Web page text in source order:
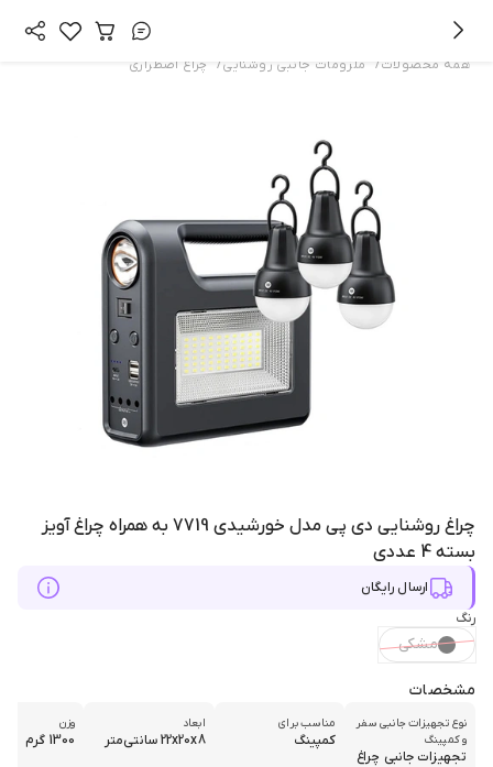
همه محصولات/ ملزومات جانبی روشنایی/ چراغ اضطراری
چراغ روشنایی دی پی مدل خورشیدی 7719 به همراه چراغ آویز
بسته 4 عددی
ارسال رایگان
رنگ
مشکی
مشخصات
نوع تجهیزات جانبی سفر
و کمپینگ
تجهیزات جانبی چراغ
مناسب برای
کمپینگ
ابعاد
22x20x8 سانتی‌متر
وزن
1300 گرم